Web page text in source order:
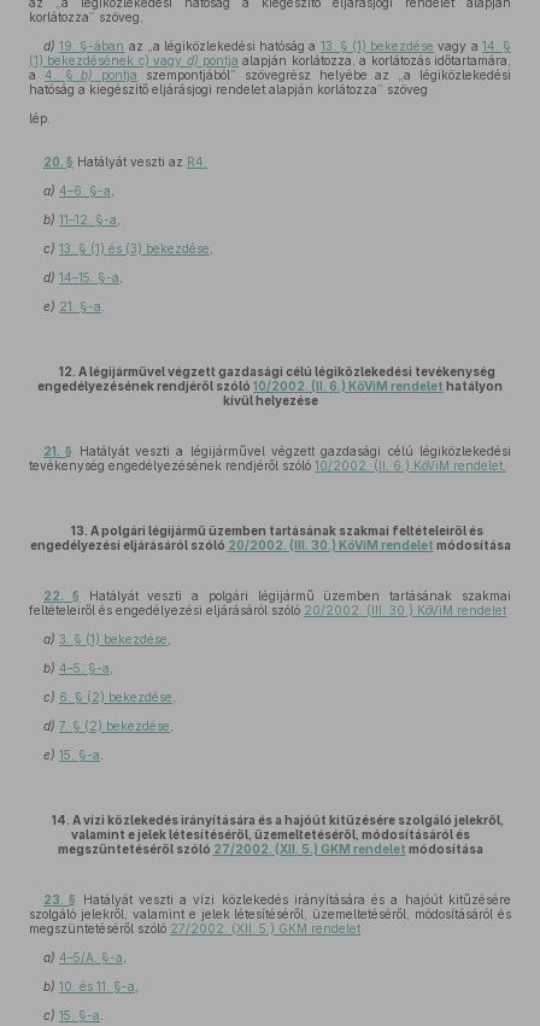
korlátozza” szöveg,
d) 19. §-ában az „a légiközlekedési hatóság a 13. § (1) bekezdése vagy a 14. §
(1) bekezdésének c) vagy d) pontja alapján korlátozza, a korlátozás időtartamára,
a 4. §b) pontja
szempontjából” szövegrész helyébe az „a légiközlekedési
hatóság a kiegészítő eljárásjogi rendelet alapján korlátozza” szöveg
lép.
20. § Hatályát veszti az R4.
a) 4–6. §-a
b) 11–12. §-a
c) 13. § (1) és (3) bekezdése
d) 14–15. §-a
e) 21. §-a
12. A légijárművel végzett gazdasági célú légiközlekedési tevékenység
engedélyezésének rendjéről szóló 10/2002. (II. 6.) KöViM rendelet hatályon
kívül helyezése
21. §
Hatályát veszti a légijárművel végzett gazdasági célú légiközlekedési
tevékenység engedélyezésének rendjéről szóló 10/2002. (II. 6.) KöViM rendelet.
13. A polgári légijármű üzemben tartásának szakmai feltételeiről és
engedélyezési eljárásáról szóló 20/2002. (III. 30.) KöViM rendelet módosítása
22. § Hatályát veszti a polgári légijármű üzemben tartásának szakmai
feltételeiről és engedélyezési eljárásáról szóló 20/2002. (III. 30.) KöViM rendelet
a) 3. § (1) bekezdése
b) 4–5. §-a
c) 6. § (2) bekezdése
d) 7. § (2) bekezdése
e) 15. §-a
14. A vízi közlekedés irányítására és a hajóút kitűzésére szolgáló jelekről,
valamint e jelek létesítéséről, üzemeltetéséről, módosításáról és
megszüntetéséről szóló 27/2002. (XII. 5.) GKM rendelet módosítása
23. §
Hatályát veszti a vízi közlekedés irányítására és a hajóút kitűzésére
szolgáló jelekről, valamint e jelek létesítéséről, üzemeltetéséről, módosításáról és
megszüntetéséről szóló 27/2002. (XII. 5.) GKM rendelet
a) 4–5/A. §-a
b) 10. és 11. §-a
c) 15. §-a